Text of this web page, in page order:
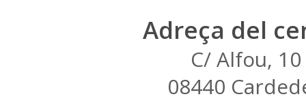
Adreça del
C/ Alfou, 10
08440